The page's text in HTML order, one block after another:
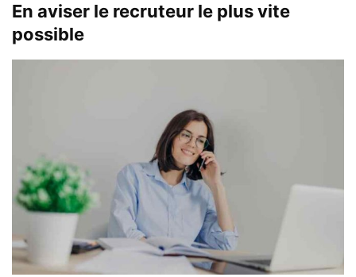
En aviser le recruteur le plus vite
possible